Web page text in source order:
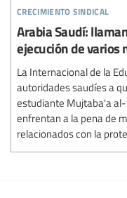
crecimiento sindical
Arabia Saudí:
ejecución de
La Internacional de la
autoridades saudíes a
estudiante Mujtaba'a
enfrentan a la pena de
relacionados con la